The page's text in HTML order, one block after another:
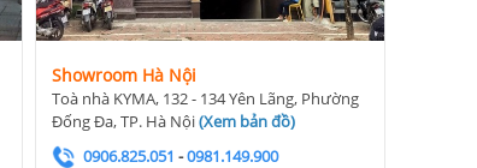
Showroom Hà Nội
Toà nhà KYMA, 132 - 134 Yên Lãng, Phường
Đống Đa, TP. Hà Nội(Xem bản đồ)
0906.825.051 -0981.149.900